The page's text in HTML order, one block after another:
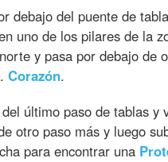
debajo del puente de
uno de los pilares de la
y pasa por debajo de
. Corazón.
último paso de tablas y
otro paso más y luego
para encontrar una